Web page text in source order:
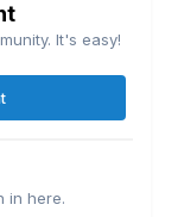
It's easy!
in here.